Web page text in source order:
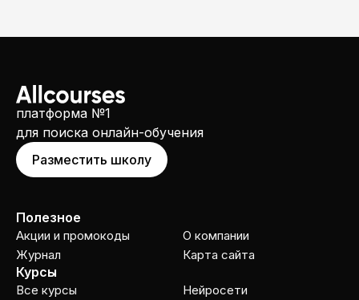
платформа №1
для поиска онлайн-обучения
Разместить школу
Полезное
Акции и промокоды
Журнал
О компании
Карта сайта
Курсы
Все курсы
Нейросети